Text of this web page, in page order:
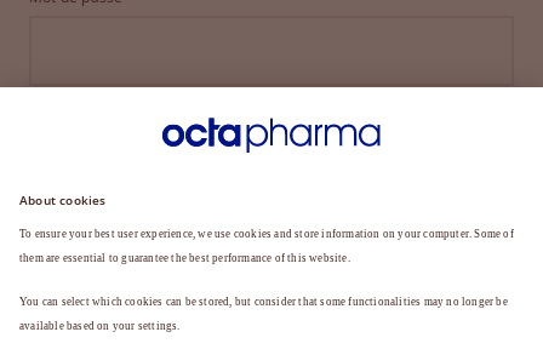
CONNEXION
MOT DE PASSE OUBLIÉ ?
Vous n'êtes pas encore membre ?